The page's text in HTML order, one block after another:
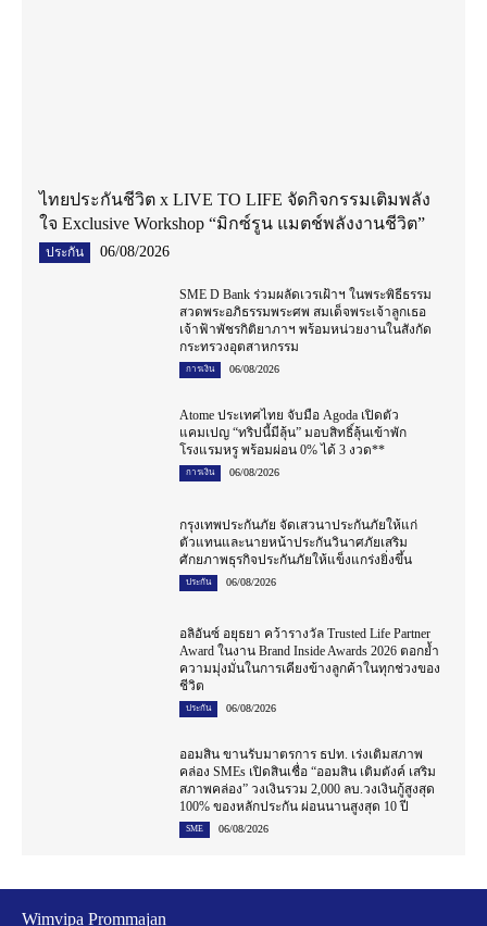
ไทยประกันชีวิต x LIVE TO LIFE จัดกิจกรรมเติมพลัง
ใจ Exclusive Workshop “มิกซ์รูน แมตช์พลังงานชีวิต”
ประกัน 06/08/2026
SME D Bank ร่วมผลัดเวรเฝ้าฯ ในพระพิธีธรรม
สวดพระอภิธรรมพระศพ สมเด็จพระเจ้าลูกเธอ
เจ้าฟ้าพัชรกิติยาภาฯ พร้อมหน่วยงานในสังกัด
กระทรวงอุตสาหกรรม
การเงิน 06/08/2026
Atome ประเทศไทย จับมือ Agoda เปิดตัว
แคมเปญ “ทริปนี้มีลุ้น” มอบสิทธิ์ลุ้นเข้าพัก
โรงแรมหรู พร้อมผ่อน 0% ได้ 3 งวด**
การเงิน 06/08/2026
กรุงเทพประกันภัย จัดเสวนาประกันภัยให้แก่
ตัวแทนและนายหน้าประกันวินาศภัยเสริม
ศักยภาพธุรกิจประกันภัยให้แข็งแกร่งยิ่งขึ้น
ประกัน 06/08/2026
อลิอันซ์ อยุธยา คว้ารางวัล Trusted Life Partner
Award ในงาน Brand Inside Awards 2026 ตอกย้ำ
ความมุ่งมั่นในการเคียงข้างลูกค้าในทุกช่วงของ
ชีวิต
ประกัน 06/08/2026
ออมสิน ขานรับมาตรการ ธปท. เร่งเติมสภาพ
คล่อง SMEs เปิดสินเชื่อ “ออมสิน เติมตังค์ เสริม
สภาพคล่อง” วงเงินรวม 2,000 ลบ.วงเงินกู้สูงสุด
100% ของหลักประกัน ผ่อนนานสูงสุด 10 ปี
SME 06/08/2026
Wimvipa Prommajan